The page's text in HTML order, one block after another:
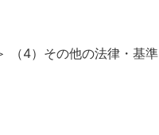
（4）その他の法律・基準